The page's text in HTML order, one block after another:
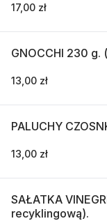
17,00 zł
GNOCCHI 230
13,00 zł
PALUCHY
13,00 zł
SAŁATKA
recyklingową).